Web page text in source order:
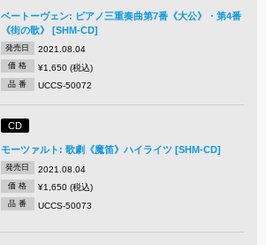
ベートーヴェン: ピアノ三重奏曲第7番《大公》・第4番
《街の歌》 [SHM-CD]
発売日 2021.08.04
価 格 ¥1,650 (税込)
品 番 UCCS-50072
CD
モーツァルト: 歌劇《魔笛》ハイライツ [SHM-CD]
発売日 2021.08.04
価 格 ¥1,650 (税込)
品 番 UCCS-50073